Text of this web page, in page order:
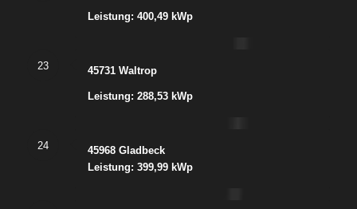
Leistung: 400,49 kWp
23 45731 Waltrop
Leistung: 288,53 kWp
24
45968 Gladbeck
Leistung: 399,99 kWp